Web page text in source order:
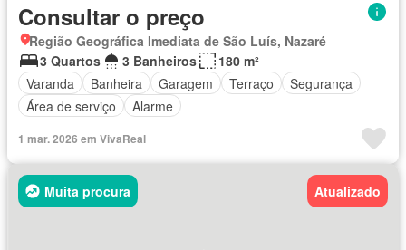
Consultar o preço
Região Geográfica Imediata de São Luís, Nazaré
3 Quartos
3 Banheiros
180 m²
Varanda
Banheira Garagem Terraço
Segurança
Área de serviço
Alarme
1 mar. 2026 em VivaReal
Muita procura Atualizado